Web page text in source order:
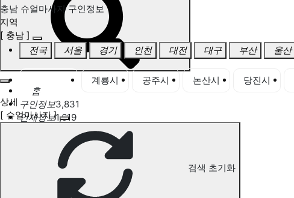
홈
구인정보3,831
인재정보1,619
고객센터
전국업체정보 마사지가이드
업체 서비스 관리
개인 서비스 관리
충남 슈얼마사지 구인정보
지역
[ 충남 ]
전국
서울 경기 인천 대전 대구 부산 울산
계룡시 공주시 논산시 당진시
상세
[ 슈얼마사지 ]
검색 초기화